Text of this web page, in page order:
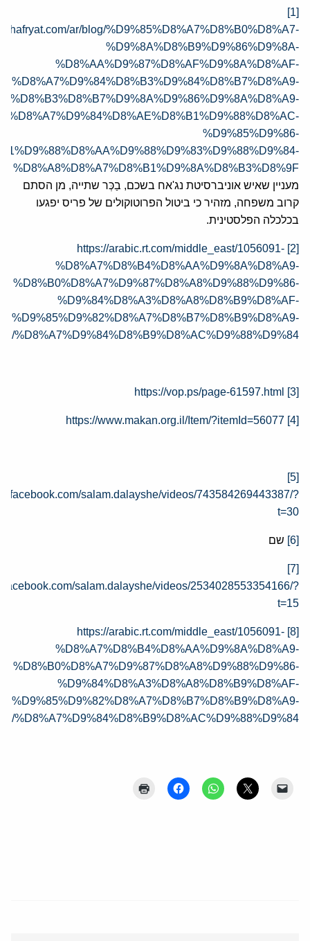
[1]
ar/blog/%D9%85%D8%A7%D8%B0%D8%A7-
%D9%8A%D8%B9%D9%86%D9%8A-
%D8%AA%D9%87%D8%AF%D9%8A%D8%AF-
%D8%A7%D9%84%D8%B3%D9%84%D8%B7%D8%A9-
%D9%85%D9%86-
%D8%A8%D8%A7%D8%B1%D9%8A%D8%B3%D8%9F
מעניין שאיש אוניברסיטת נג'אח בשכם, בַכְּר שתייה, מן הסתם
קרוב משפחה, מזהיר כי ביטול הפרוטוקולים של פריס יפגעו
בכלכלה הפלסטינית.
[2]
https://arabic.rt.com/middle_east/1056091-
%D8%A7%D8%B4%D8%AA%D9%8A%D8%A9-
%D8%B0%D8%A7%D9%87%D8%A8%D9%88%D9%86-
%D9%84%D8%A3%D8%A8%D8%B9%D8%AF-
%D9%85%D9%82%D8%A7%D8%B7%D8%B9%D8%A9-
%D8%A7%D9%84%D8%B9%D8%AC%D9%88%D9%84/
[3]
https://vop.ps/page-61597.html
[4]
https://www.makan.org.il/Item/?itemId=56077
[5]
salam.dalayshe/videos/743584269443387/?
t=30
[6] שם
[7]
salam.dalayshe/videos/2534028553354166/?
t=15
[8]
https://arabic.rt.com/middle_east/1056091-
%D8%A7%D8%B4%D8%AA%D9%8A%D8%A9-
%D8%B0%D8%A7%D9%87%D8%A8%D9%88%D9%86-
%D9%84%D8%A3%D8%A8%D8%B9%D8%AF-
%D9%85%D9%82%D8%A7%D8%B7%D8%B9%D8%A9-
%D8%A7%D9%84%D8%B9%D8%AC%D9%88%D9%84/